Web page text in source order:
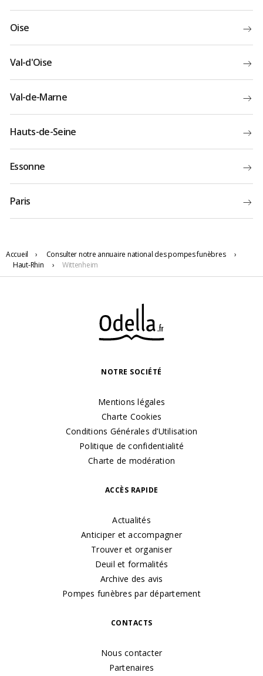
Oise
Val-d'Oise
Val-de-Marne
Hauts-de-Seine
Essonne
Paris
Accueil › Consulter notre annuaire national des pompes funèbres
›
Haut-Rhin
› Wittenheim
NOTRE SOCIÉTÉ
Mentions légales
Charte Cookies
Conditions Générales d’Utilisation
Politique de confidentialité
Charte de modération
ACCÈS RAPIDE
Actualités
Anticiper et accompagner
Trouver et organiser
Deuil et formalités
Archive des avis
Pompes funèbres par département
CONTACTS
Nous contacter
Partenaires